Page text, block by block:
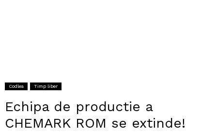
Codlea Timp liber
Echipa de productie a
CHEMARK ROM se extinde!